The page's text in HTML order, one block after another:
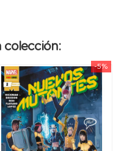
colección:
-5%